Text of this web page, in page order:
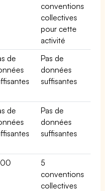
conventions
collectives
pour cette
activité
de
Pas de
données
suffisantes
de
Pas de
données
suffisantes
5
conventions
collectives